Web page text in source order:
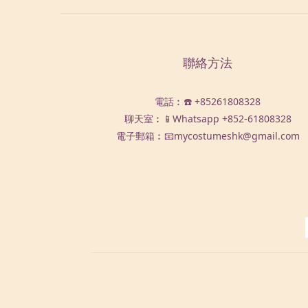
聯絡方法
電話︰☎️ +85261808328
聊天室︰📱Whatsapp +852-61808328
電子郵箱︰📧mycostumeshk@gmail.com